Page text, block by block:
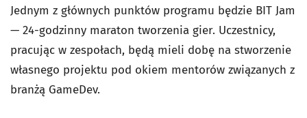
Jednym z głównych punktów programu będzie BIT Jam
— 24-godzinny maraton tworzenia gier. Uczestnicy,
pracując w zespołach, będą mieli dobę na stworzenie
własnego projektu pod okiem mentorów związanych z
branżą GameDev.